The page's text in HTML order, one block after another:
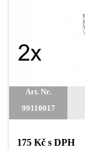
Art. Nr.
99110017
175 Kč s DPH